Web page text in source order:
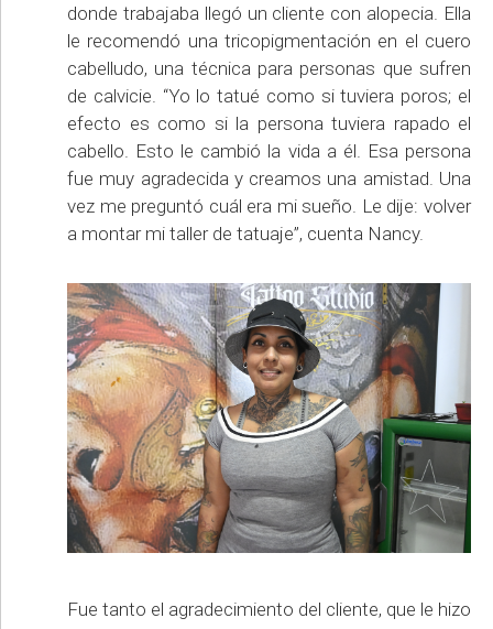
donde trabajaba llegó un cliente con alopecia. Ella
le recomendó una tricopigmentación en el cuero
cabelludo, una técnica para personas que sufren
de calvicie. “Yo lo tatué como si tuviera poros; el
efecto es como si la persona tuviera rapado el
cabello. Esto le cambió la vida a él. Esa persona
fue muy agradecida y creamos una amistad. Una
vez me preguntó cuál era mi sueño. Le dije: volver
a montar mi taller de tatuaje”, cuenta Nancy.
Fue tanto el agradecimiento del cliente, que le hizo